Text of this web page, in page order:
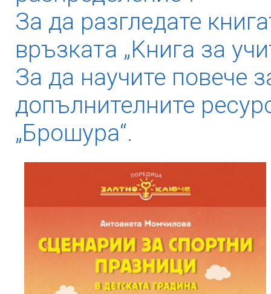
За да разгледате
връзката „Kнига за
За да научите повече
допълнителните
„Брошура“.